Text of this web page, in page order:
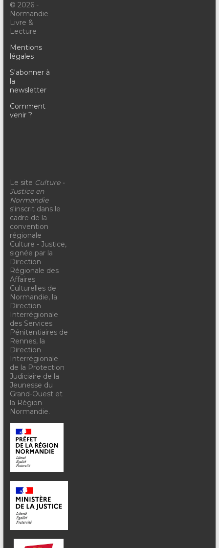
© 2026 -
Normandie
Livre &
Lecture
Mentions
légales
S'abonner à
la
newsletter
Comment
venir ?
Le site Culture -
Justice en
Normandie
s'inscrit dans le
cadre de la
convention
régionale
Culture - Justice,
signée par la
Direction
Régionale des
Affaires
Culturelles de
Normandie, la
Direction
Interrégionale
des Services
Pénitentiaires de
Rennes, la
Direction
Interrégionale
de la Protection
Judiciaire de la
Jeunesse du
Grand-Ouest et
la Région
Normandie.